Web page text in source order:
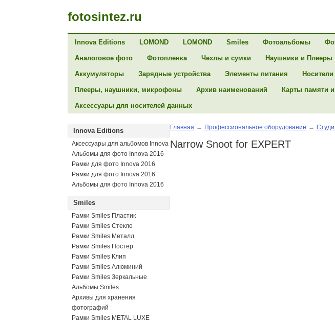
fotosintez.ru
Innova Editions LOMOND LOMOND Smiles Фотоальбомы
Аналоговое фото Фотопленка Чехлы и сумки Наушники и Плееры
Аккумуляторы Зарядные устройства Элементы питания
Плееры, наушники, микрофоны Архив наименований Карты памяти
Аксессуары для носителей данных
Innova Editions
Аксессуары для альбомов Innova
Альбомы для фото Innova 2016
Рамки для фото Innova 2016
Рамки для фото Innova 2016
Альбомы для фото Innova 2016
Smiles
Рамки Smiles Пластик
Рамки Smiles Стекло
Рамки Smiles Металл
Рамки Smiles Постер
Рамки Smiles Клип
Рамки Smiles Алюминий
Рамки Smiles Зеркальные
Альбомы Smiles
Архивы для хранения
фотографий
Рамки Smiles METAL LUXE
Главная → Профессиональное оборудование →
Narrow Snoot for EXPERT